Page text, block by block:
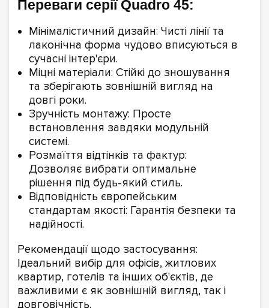
Переваги серії Quadro 45:
Мінімалістичний дизайн: Чисті лінії та
лаконічна форма чудово вписуються в
сучасні інтер'єри.
Міцні матеріали: Стійкі до зношування
та зберігають зовнішній вигляд на
довгі роки.
Зручність монтажу: Просте
встановлення завдяки модульній
системі.
Розмаїття відтінків та фактур:
Дозволяє вибрати оптимальне
рішення під будь-який стиль.
Відповідність європейським
стандартам якості: Гарантія безпеки та
надійності.
Рекомендації щодо застосування:
Ідеальний вибір для офісів, житлових
квартир, готелів та інших об'єктів, де
важливими є як зовнішній вигляд, так і
довговічність.